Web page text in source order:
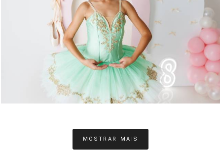
0
MOSTRAR MAIS